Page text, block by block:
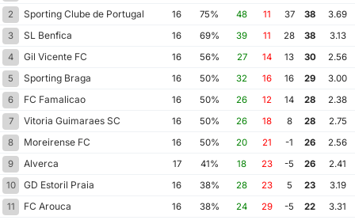
2
Sporting Clube de Portugal 16 75% 48 11 37 38
3.69
3
SL Benfica 16 69% 39 11 28 38
3.13
4
Gil Vicente FC 16 56% 27 14 13 30
2.56
5
Sporting Braga 16 50% 32 16 16 29
3.00
6
FC Famalicao 16 50% 26 12 14 28
2.38
7
Vitoria Guimaraes SC 16 50% 26 18 8 28
2.75
8
Moreirense FC 16 50% 20 21 -1 26
2.56
9
Alverca 17 41% 18 23 -5 26
2.41
10
GD Estoril Praia 16 38% 28 23 5 23
3.19
11
FC Arouca 16 38% 24 29 -5 22
3.31